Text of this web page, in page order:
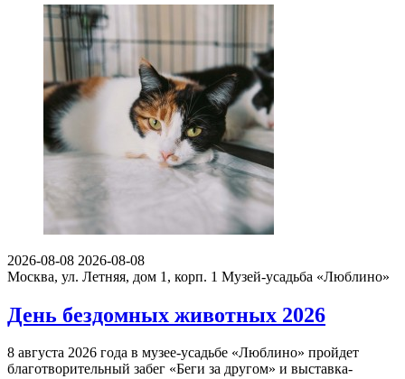
2026-08-08 2026-08-08
Москва, ул. Летняя, дом 1, корп. 1 Музей-усадьба «Люблино»
День бездомных животных 2026
8 августа 2026 года в музее-усадьбе «Люблино» пройдет
благотворительный забег «Беги за другом» и выставка-